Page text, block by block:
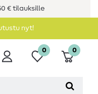
€ tilauksille
nyt!
0 0